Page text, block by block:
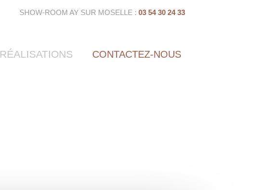
SHOW-ROOM AY SUR MOSELLE : 03 54 30 24 33
RÉALISATIONS CONTACTEZ-NOUS